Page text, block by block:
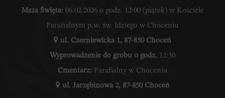
Msza Święta:06.02.2026 o godz. 12:00 (piątek) w Kościele
Parafialnym p.w. św. Idziego w Choceniu
ul. Czerniewicka 1, 87-850 Choceń
Wyprowadzenie do grobu o godz. 12:30
Cmentarz: Parafialny w Choceniu
ul. Jarzębinowa 2, 87-850 Choceń